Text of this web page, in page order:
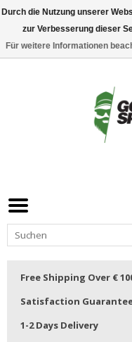
Free Shipping Over €
Satisfaction
1-2 Days Delivery
Durch die Nutzung unserer
zur Verbesserung dieser
Für weitere Informationen